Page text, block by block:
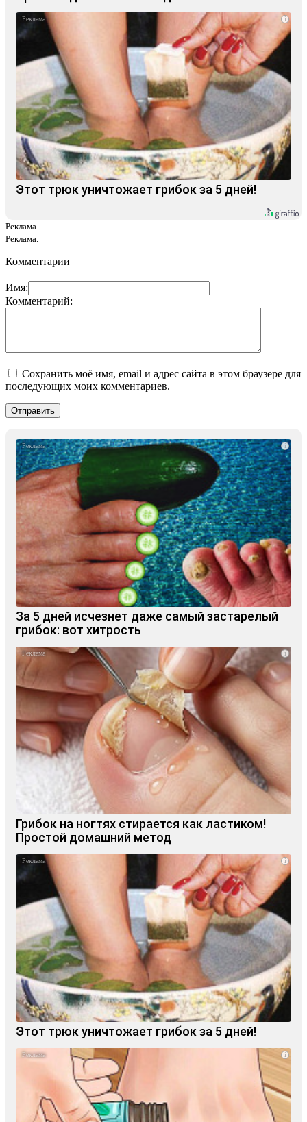
i
Этот трюк уничтожает грибок за 5 дней!
Реклама.
Реклама.
Комментарии
Имя:
Комментарий:
Сохранить моё имя, email и адрес сайта в этом браузере для
последующих моих комментариев.
i
За 5 дней исчезнет даже самый застарелый
грибок: вот хитрость
i
Грибок на ногтях стирается как ластиком!
Простой домашний метод
i
Этот трюк уничтожает грибок за 5 дней!
i